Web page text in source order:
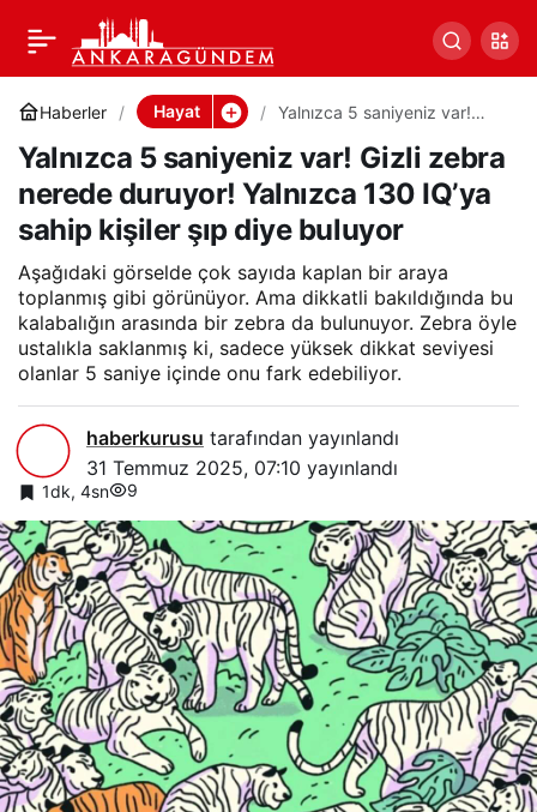
Haberler Hayat
Yalnızca 5 saniyeniz var!
Yalnızca 130 IQ’ya sahip
kişiler şıp diye buluyor
Yalnızca 5 saniyeniz var! Gizli zebra
nerede duruyor! Yalnızca 130 IQ’ya
sahip kişiler şıp diye buluyor
Aşağıdaki görselde çok sayıda kaplan bir araya
toplanmış gibi görünüyor. Ama dikkatli bakıldığında bu
kalabalığın arasında bir zebra da bulunuyor. Zebra öyle
ustalıkla saklanmış ki, sadece yüksek dikkat seviyesi
olanlar 5 saniye içinde onu fark edebiliyor.
haberkurusu tarafından yayınlandı
31 Temmuz 2025, 07:10 yayınlandı
1dk, 4sn 9
Yalnızca 5 saniyeniz var!
Gizli zebra nerede
duruyor! Yalnızca 130
IQ’ya sahip kişiler şıp
diye buluyor
0 Paylaş